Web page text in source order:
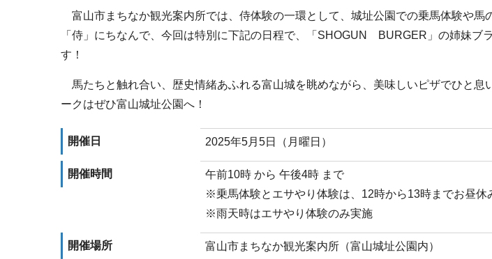
富山市まちなか観光案内所では、侍体験の一環として、城址公園での乗馬体験や馬
「侍」にちなんで、今回は特別に下記の日程で、「SHOGUN BURGER」の姉妹ブ
す！
馬たちと触れ合い、歴史情緒あふれる富山城を眺めながら、美味しいピザでひと息
ークはぜひ富山城址公園へ！
開催日 2025年5月5日（月曜日）
開催時間
午前10時 から 午後4時 まで
※乗馬体験とエサやり体験は、12時から13時までお昼休
※雨天時はエサやり体験のみ実施
開催場所 富山市まちなか観光案内所（富山城址公園内）